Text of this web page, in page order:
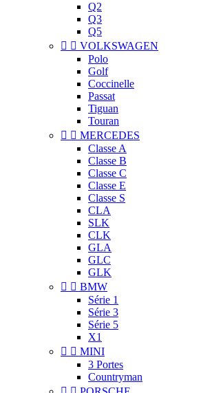
Q2
Q3
Q5
  VOLKSWAGEN
Polo
Golf
Coccinelle
Passat
Tiguan
Touran
  MERCEDES
Classe A
Classe B
Classe C
Classe E
Classe S
CLA
SLK
CLK
GLA
GLC
GLK
  BMW
Série 1
Série 3
Série 5
X1
  MINI
3 Portes
Countryman